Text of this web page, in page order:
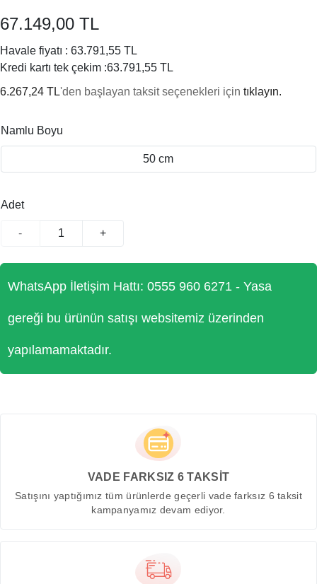
67.149,00 TL
Havale fiyatı : 63.791,55 TL
Kredi kartı tek çekim :63.791,55 TL
6.267,24 TL'den başlayan taksit seçenekleri için tıklayın.
Namlu Boyu
50 cm
Adet
- +
WhatsApp İletişim Hattı: 0555 960 6271 - Yasa
gereği bu ürünün satışı websitemiz üzerinden
yapılamamaktadır.
VADE FARKSIZ 6 TAKSİT
Satışını yaptığımız tüm ürünlerde geçerli vade farksız 6 taksit
kampanyamız devam ediyor.